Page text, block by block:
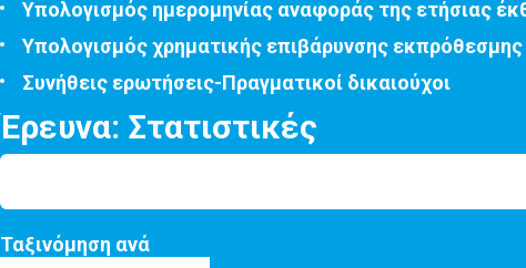
Υπολογισμός ημερομηνίας αναφοράς της ετήσιας
Υπολογισμός χρηματικής επιβάρυνσης
Συνήθεις ερωτήσεις-Πραγματικοί δικαιούχοι
Έρευνα: Στατιστικές
Ταξινόμηση ανά